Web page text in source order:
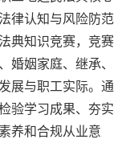
律认知与风险防范
典知识竞赛，竞赛
婚姻家庭、继承、
展与职工实际。通
验学习成果、夯实
养和合规从业意